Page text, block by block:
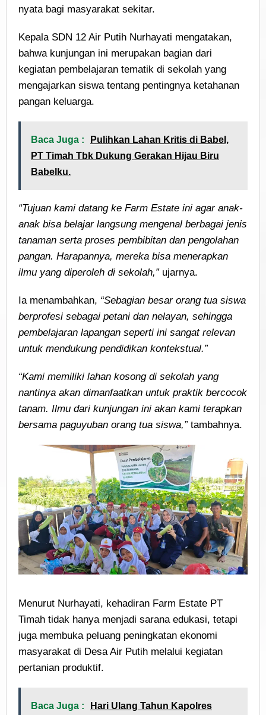
nyata bagi masyarakat sekitar.
Kepala SDN 12 Air Putih Nurhayati mengatakan,
bahwa kunjungan ini merupakan bagian dari
kegiatan pembelajaran tematik di sekolah yang
mengajarkan siswa tentang pentingnya ketahanan
pangan keluarga.
Baca Juga :
Pulihkan Lahan Kritis di Babel,
PT Timah Tbk Dukung Gerakan Hijau Biru
Babelku.
“Tujuan kami datang ke Farm Estate ini agar anak-
anak bisa belajar langsung mengenal berbagai jenis
tanaman serta proses pembibitan dan pengolahan
pangan. Harapannya, mereka bisa menerapkan
ilmu yang diperoleh di sekolah,”ujarnya.
Ia menambahkan, “Sebagian besar orang tua siswa
berprofesi sebagai petani dan nelayan, sehingga
pembelajaran lapangan seperti ini sangat relevan
untuk mendukung pendidikan kontekstual.”
“Kami memiliki lahan kosong di sekolah yang
nantinya akan dimanfaatkan untuk praktik bercocok
tanam. Ilmu dari kunjungan ini akan kami terapkan
bersama paguyuban orang tua siswa,”tambahnya.
Menurut Nurhayati, kehadiran Farm Estate PT
Timah tidak hanya menjadi sarana edukasi, tetapi
juga membuka peluang peningkatan ekonomi
masyarakat di Desa Air Putih melalui kegiatan
pertanian produktif.
Baca Juga : Hari Ulang Tahun Kapolres